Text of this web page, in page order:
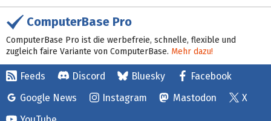
ComputerBase Pro
ComputerBase Pro ist die werbefreie, schnelle, flexible und
zugleich faire Variante von ComputerBase. Mehr dazu!
Feeds Discord Bluesky
Facebook
Google News
Instagram Mastodon
X